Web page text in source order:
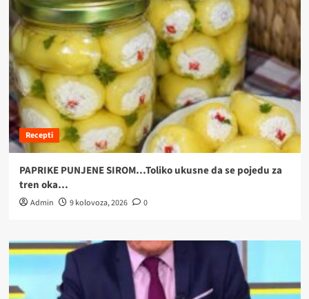
Recepti
PAPRIKE PUNJENE SIROM…Toliko ukusne da se pojedu za
tren oka…
Admin 9 kolovoza, 2026 0